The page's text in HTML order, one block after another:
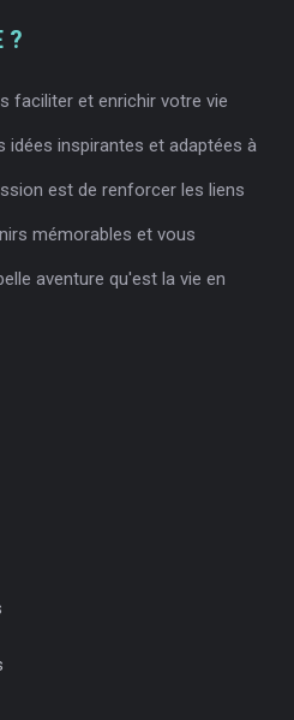
?
faciliter et enrichir votre vie
idées inspirantes et adaptées à
est de renforcer les liens
mémorables et vous
aventure qu'est la vie en